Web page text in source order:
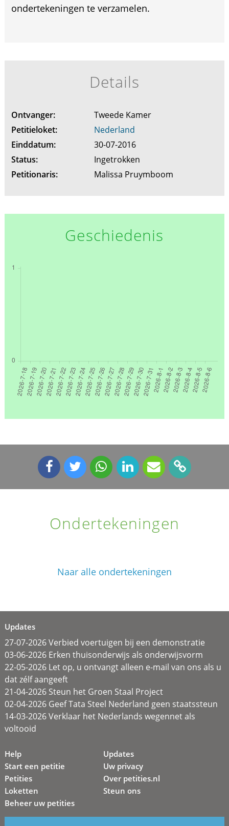
ondertekeningen te verzamelen.
Details
Ontvanger:
Tweede Kamer
Petitieloket:
Nederland
Einddatum:
30-07-2016
Status:
Ingetrokken
Petitionaris:
Malissa Pruymboom
Geschiedenis
Ondertekeningen
Naar alle ondertekeningen
Updates
27-07-2026 Verbied voertuigen bij een demonstratie
03-06-2026 Erken thuisonderwijs als onderwijsvorm
22-05-2026 Let op, u ontvangt alleen e-mail van ons als u
dat zélf aangeeft
21-04-2026 Steun het Groen Staal Project
02-04-2026 Geef Tata Steel Nederland geen staatssteun
14-03-2026 Verklaar het Nederlands wegennet als
voltooid
Help
Start een petitie
Petities
Loketten
Beheer uw petities
Updates
Uw privacy
Over petities.nl
Steun ons